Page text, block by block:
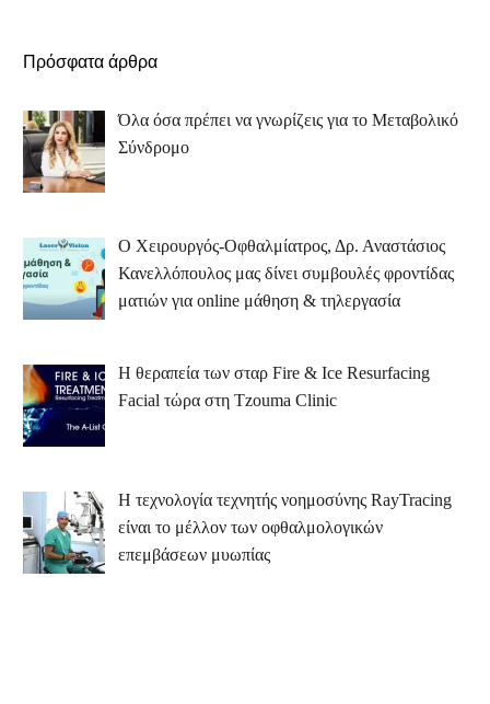
Πρόσφατα άρθρα
Όλα όσα πρέπει να γνωρίζεις για το Μεταβολικό
Σύνδρομο
Ο Χειρουργός-Οφθαλμίατρος, Δρ. Αναστάσιος
Κανελλόπουλος μας δίνει συμβουλές φροντίδας
ματιών για online μάθηση & τηλεργασία
Η θεραπεία των σταρ Fire & Ice Resurfacing
Facial τώρα στη Tzouma Clinic
Η τεχνολογία τεχνητής νοημοσύνης RayTracing
είναι το μέλλον των οφθαλμολογικών
επεμβάσεων μυωπίας